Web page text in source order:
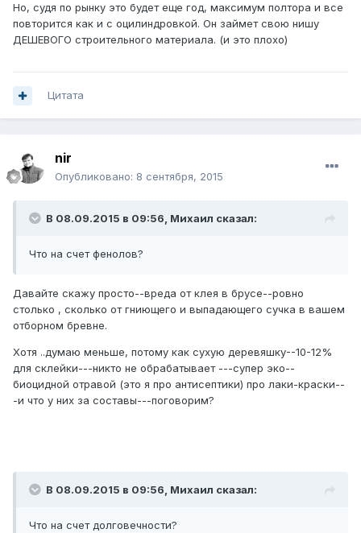
Но, судя по рынку это будет еще год, максимум полтора и все
повторится как и с оцилиндровкой. Он займет свою нишу
ДЕШЕВОГО строительного материала. (и это плохо)
Цитата
nir
Опубликовано: 8 сентября, 2015
В 08.09.2015 в 09:56, Михаил сказал:
Что на счет фенолов?
Давайте скажу просто--вреда от клея в брусе--ровно
столько , сколько от гниющего и выпадающего сучка в вашем
отборном бревне.
Хотя ..думаю меньше, потому как сухую деревяшку--10-12%
для склейки---никто не обрабатывает ---супер эко--
биоцидной отравой (это я про антисептики) про лаки-краски--
-и что у них за составы---поговорим?
В 08.09.2015 в 09:56, Михаил сказал:
Что на счет долговечности?